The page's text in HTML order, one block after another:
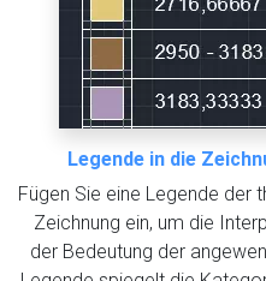
Legende in die
Fügen Sie eine Legende der
Zeichnung ein, um die
der Bedeutung der